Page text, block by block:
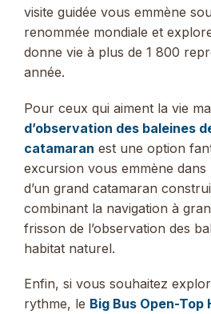
visite guidée vous emmène
renommée mondiale et
donne vie à plus de 1 800
année.
Pour ceux qui aiment la vie
d’observation des baleines
catamaran est une option
excursion vous emmène
d’un grand catamaran
combinant la navigation à
frisson de l’observation des
habitat naturel.
Enfin, si vous souhaitez
rythme, le Big Bus Open-